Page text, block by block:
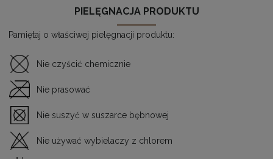
PIELĘGNACJA PRODUKTU
Pamiętaj o właściwej pielęgnacji produktu:
Nie czyścić chemicznie
Nie prasować
Nie suszyć w suszarce bębnowej
Nie używać wybielaczy z chlorem